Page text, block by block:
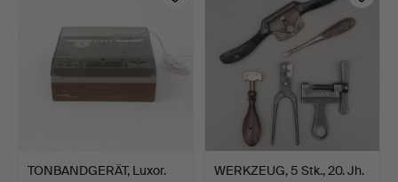
TONBANDGERÄT, Luxor. WERKZEUG, 5 Stk., 20. Jh.